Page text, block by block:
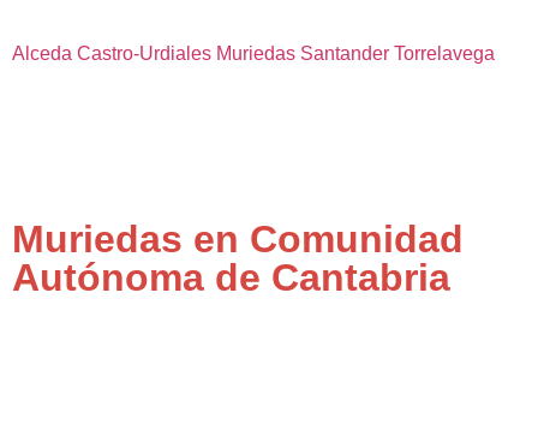
Alceda Castro-Urdiales Muriedas Santander Torrelavega
Muriedas en Comunidad
Autónoma de Cantabria